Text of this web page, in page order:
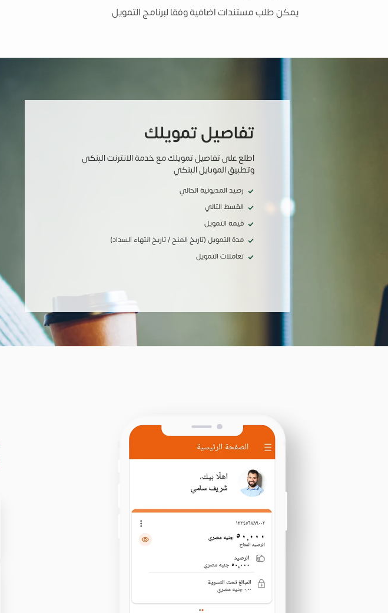
يمكن طلب مستندات اضافية وفقا لبرنامج التمويل
تفاصيل تمويلك
اطلع على تفاصيل تمويلك مع خدمة الانترنت البنكي
وتطبيق الموبايل البنكي
رصيد المديونية الحالي
القسط التالي
قيمة التمويل
مدة التمويل (تاريخ المنح / تاريخ انتهاء السداد)
تعاملات التمويل